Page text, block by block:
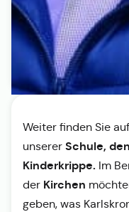
Weiter finden Sie
unserer Schule,
Kinderkrippe. Im
der Kirchen
geben, was